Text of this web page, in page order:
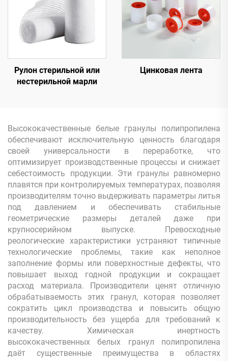
Рулон стерильной или
нестерильной марли
Цинковая лента
Высококачественные белые гранулы полипропилена
обеспечивают исключительную ценность благодаря
своей универсальности в переработке, что
оптимизирует производственные процессы и снижает
себестоимость продукции. Эти гранулы равномерно
плавятся при контролируемых температурах, позволяя
производителям точно выдерживать параметры литья
под давлением и обеспечивать стабильные
геометрические размеры деталей даже при
крупносерийном выпуске. Превосходные
реологические характеристики устраняют типичные
технологические проблемы, такие как неполное
заполнение формы или поверхностные дефекты, что
повышает выход годной продукции и сокращает
расход материала. Производители ценят отличную
обрабатываемость этих гранул, которая позволяет
сократить цикл производства и повысить общую
производительность без ущерба для требований к
качеству. Химическая инертность
высококачественных белых гранул полипропилена
даёт существенные преимущества в областях